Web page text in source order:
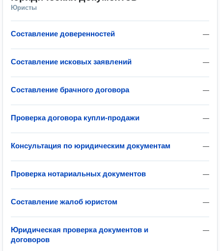
Юристы
—
Составление доверенностей
—
Составление исковых заявлений
—
Составление брачного договора
—
Проверка договора купли-продажи
—
Консультация по юридическим документам
—
Проверка нотариальных документов
—
Составление жалоб юристом
—
Юридическая проверка документов и
договоров